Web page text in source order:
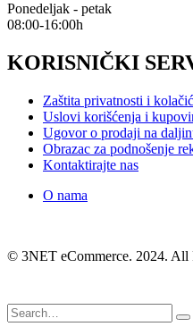
Ponedeljak - petak
08:00-16:00h
KORISNIČKI
Zaštita privatnosti i
Uslovi korišćenja i
Ugovor o prodaji na
Obrazac za podnošenje
Kontaktirajte nas
O nama
© 3NET eCommerce. 2024. All